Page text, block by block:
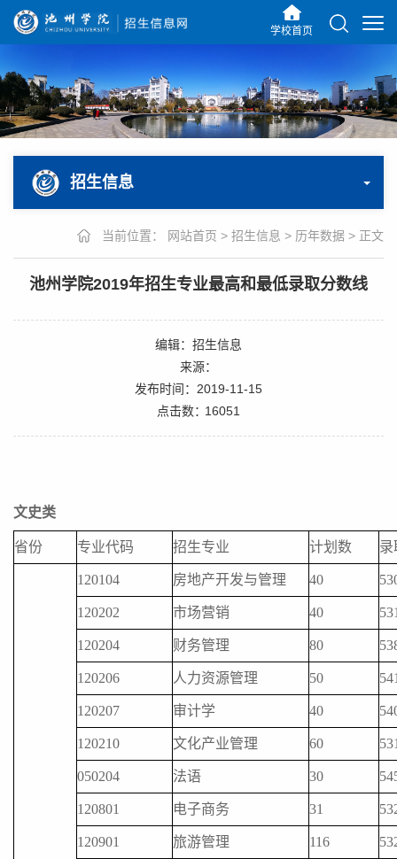
学校首页
招生信息
当前位置： 网站首页 > 招生信息 > 历年数据 > 正文
池州学院2019年招生专业最高和最低录取分数线
编辑：招生信息
来源：
发布时间：2019-11-15
点击数：16051
文史类
省份 专业代码 招生专业 计划数 录
120104 房地产开发与管理 40
120202 市场营销 40
120204 财务管理 80
120206 人力资源管理 50
120207 审计学 40
120210 文化产业管理 60
050204 法语 30
120801 电子商务 31
120901 旅游管理 116